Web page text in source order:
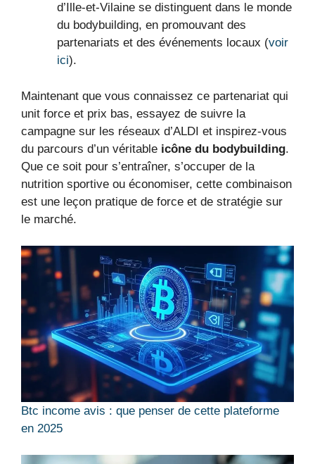
d’Ille-et-Vilaine se distinguent dans le monde
du bodybuilding, en promouvant des
partenariats et des événements locaux (voir
ici).
Maintenant que vous connaissez ce partenariat qui
unit force et prix bas, essayez de suivre la
campagne sur les réseaux d’ALDI et inspirez-vous
du parcours d’un véritable icône du bodybuilding.
Que ce soit pour s’entraîner, s’occuper de la
nutrition sportive ou économiser, cette combinaison
est une leçon pratique de force et de stratégie sur
le marché.
Btc income avis : que penser de cette plateforme
en 2025